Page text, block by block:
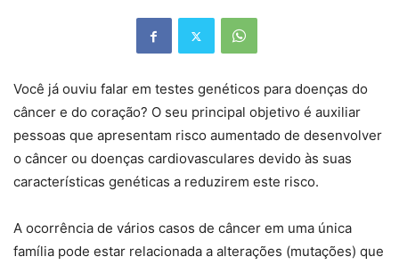
Você já ouviu falar em testes genéticos para doenças do
câncer e do coração? O seu principal objetivo é auxiliar
pessoas que apresentam risco aumentado de desenvolver
o câncer ou doenças cardiovasculares devido às suas
características genéticas a reduzirem este risco.
A ocorrência de vários casos de câncer em uma única
família pode estar relacionada a alterações (mutações) que